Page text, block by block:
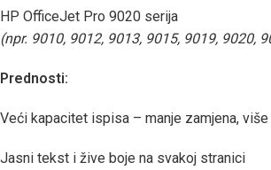
HP OfficeJet Pro 9020 serija
(npr. 9010, 9012, 9013, 9015, 9019, 9020,
Prednosti:
Veći kapacitet ispisa – manje zamjena,
Jasni tekst i žive boje na svakoj stranici